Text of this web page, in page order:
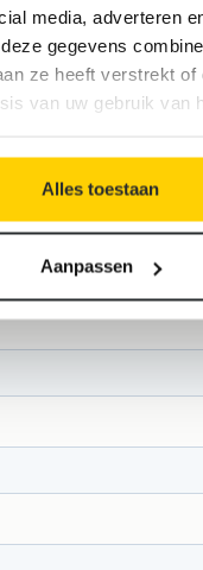
media, adverteren
gegevens
ze heeft verstrekt of
van uw gebruik van
Alles toestaan
Aanpassen
offerte